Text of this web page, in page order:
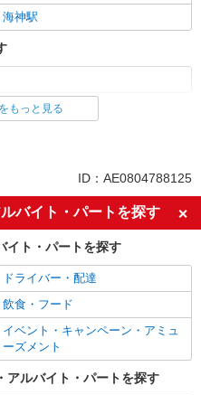
海神駅
探す
即日勤務OK
職場見学OKまたは説明会あり
経験者・有資格者歓迎
主婦・主夫歓迎
学歴不問
ミドル（40代～）活躍中
昇給あり
バイク通勤OK
もっと見る
ID：AE0804788125
バイト・パートを探す
イト・パートを探す
ドライバー・配達
飲食・フード
イベント・キャンペーン・アミュ
ーズメント
アルバイト・パートを探す